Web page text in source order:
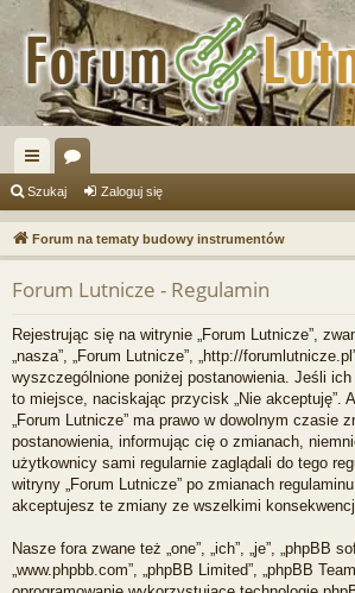
ię
ce
j
…
or
a
Szukaj Zaloguj się
Forum na tematy budowy instrumentów
Forum Lutnicze - Regulamin
Rejestrując się na witrynie „Forum Lutnicze”,
„nasza”, „Forum Lutnicze”, „http://
wyszczególnione poniżej postanowienia. Jeśli
to miejsce, naciskając przycisk „Nie akceptuję”.
„Forum Lutnicze” ma prawo w dowolnym czasie
postanowienia, informując cię o zmianach,
użytkownicy sami regularnie zaglądali do tego
witryny „Forum Lutnicze” po zmianach
akceptujesz te zmiany ze wszelkimi
Nasze fora zwane też „one”, „ich”, „je”, „phpBB
„www.phpbb.com”, „phpBB Limited”, „phpBB